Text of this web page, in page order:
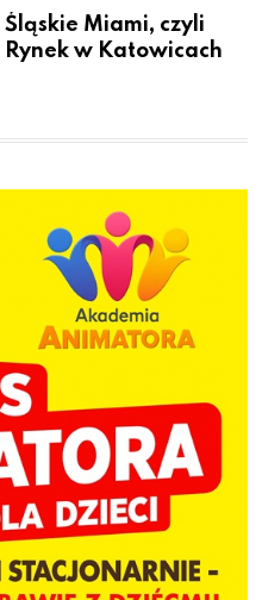
Śląskie Miami, czyli
Rynek w Katowicach